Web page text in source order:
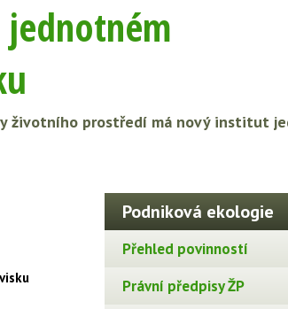
jednotném
životního prostředí má nový institut
Podniková ekologie
Přehled povinností
Právní předpisy ŽP